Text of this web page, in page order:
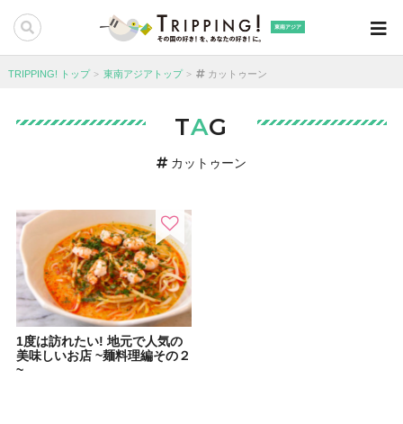
東南アジア
TRIPPING! トップ 東南アジアトップ カットゥーン
TAG
カットゥーン
1度は訪れたい! 地元で人気の
美味しいお店 ~麺料理編その２
~